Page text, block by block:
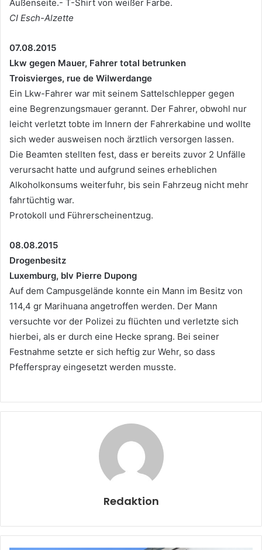
Außenseite.- T-Shirt von weißer Farbe.
CI Esch-Alzette
07.08.2015
Lkw gegen Mauer, Fahrer total betrunken
Troisvierges, rue de Wilwerdange
Ein Lkw-Fahrer war mit seinem Sattelschlepper gegen
eine Begrenzungsmauer gerannt. Der Fahrer, obwohl nur
leicht verletzt tobte im Innern der Fahrerkabine und wollte
sich weder ausweisen noch ärztlich versorgen lassen.
Die Beamten stellten fest, dass er bereits zuvor 2 Unfälle
verursacht hatte und aufgrund seines erheblichen
Alkoholkonsums weiterfuhr, bis sein Fahrzeug nicht mehr
fahrtüchtig war.
Protokoll und Führerscheinentzug.
08.08.2015
Drogenbesitz
Luxemburg, blv Pierre Dupong
Auf dem Campusgelände konnte ein Mann im Besitz von
114,4 gr Marihuana angetroffen werden. Der Mann
versuchte vor der Polizei zu flüchten und verletzte sich
hierbei, als er durch eine Hecke sprang. Bei seiner
Festnahme setzte er sich heftig zur Wehr, so dass
Pfefferspray eingesetzt werden musste.
Redaktion